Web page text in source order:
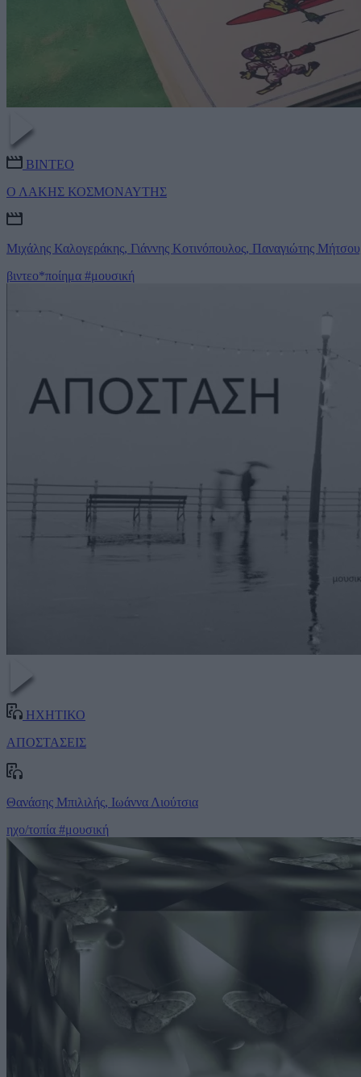
ΒΙΝΤΕΟ
Ο ΛΑΚΗΣ ΚΟΣΜΟΝΑΥΤΗΣ
Μιχάλης Καλογεράκης, Γιάννης Κοτινόπουλος, Παναγιώτης
βιντεο*ποίημα #μουσική
ΗΧΗΤΙΚΟ
ΑΠΟΣΤΑΣΕΙΣ
Θανάσης Μπιλιλής, Ιωάννα Λιούτσια
ηχο/τοπία #μουσική